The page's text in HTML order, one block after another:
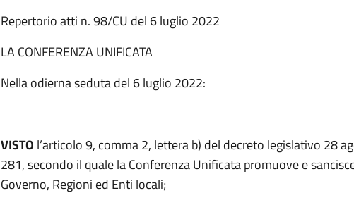
Repertorio atti n. 98/CU del 6 luglio 2022
LA CONFERENZA UNIFICATA
Nella odierna seduta del 6 luglio 2022:
VISTO l’articolo 9, comma 2, lettera b) del decreto legislativo 28
281, secondo il quale la Conferenza Unificata promuove e
Governo, Regioni ed Enti locali;